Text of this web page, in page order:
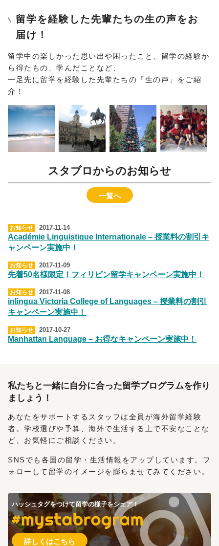
留学を経験した先輩たちの生の声をお
届け！
留学中の楽しかった思い出や困ったこと、留学の経験か
ら得たもの、学んだことなど、
一足先に留学を経験した先輩たちの「生の声」をご紹
介！
スタブロからのお知らせ
一覧へ
お知らせ 2017-11-14
Académie Linguistique Internationale – 授業料の割引キ
ャンペーン実施中！
お知らせ 2017-11-09
先着50名様限定！フィリピン留学キャンペーン実施中！
お知らせ 2017-11-08
inlingua Victoria College of Languages – 授業料の割引
キャンペーン実施中！
お知らせ 2017-10-27
Manhattan Language – お得なキャンペーン実施中！
私たちと一緒に自分に合った留学プログラムを作り
ましょう！
あなたをサポートするスタッフは全員が海外留学経験
者。学校選びや予算、海外で生活する上で不安なことな
ど、お気軽にご相談ください。
SNSでも各国の留学・生活情報をアップしています。フ
ォローして留学のイメージを膨らませてみてください。
ハッシュタグをつけて留学の様子をシェア！
#mystabrogram
詳しくはこちら